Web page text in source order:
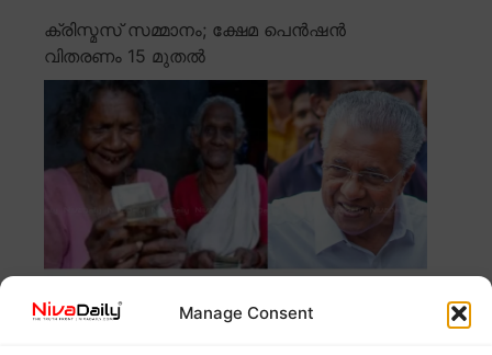
Manage Consent
ക്രിസ്മസ് സമ്മാനം; ക്ഷേമ പെൻഷൻ
വിതരണം 15 മുതൽ